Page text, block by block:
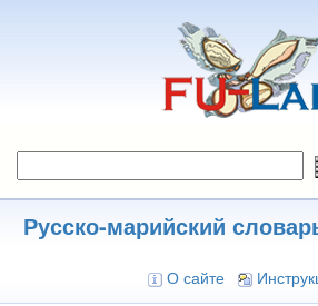
Русско-марийский
О сайте